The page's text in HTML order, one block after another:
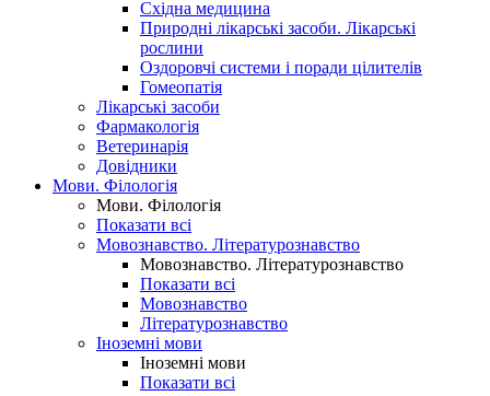
Східна медицина
Природні лікарські засоби. Лікарські
рослини
Оздоровчі системи і поради цілителів
Гомеопатія
Лікарські засоби
Фармакологія
Ветеринарія
Довідники
Мови. Філологія
Мови. Філологія
Показати всі
Мовознавство. Літературознавство
Мовознавство. Літературознавство
Показати всі
Мовознавство
Літературознавство
Іноземні мови
Іноземні мови
Показати всі